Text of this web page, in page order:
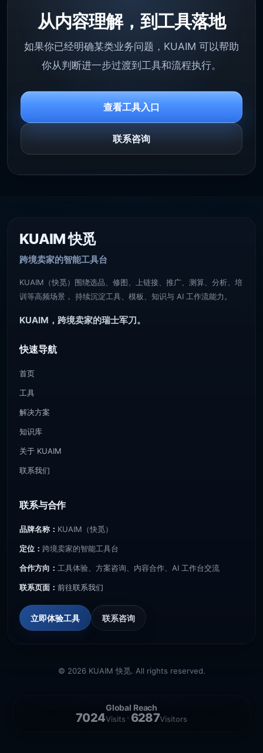
从内容理解，到工具落地
如果你已经明确某类业务问题，KUAIM 可以帮助
你从判断进一步过渡到工具和流程执行。
查看工具入口
联系咨询
KUAIM 快觅
跨境卖家的智能工具台
KUAIM（快觅）围绕选品、修图、上链接、推广、测算、分析、培
训等高频场景， 持续沉淀工具、模板、知识与 AI 工作流能力。
KUAIM，跨境卖家的瑞士军刀。
快速导航
首页
工具
解决方案
知识库
关于 KUAIM
联系我们
联系与合作
品牌名称： KUAIM（快觅）
定位： 跨境卖家的智能工具台
合作方向： 工具体验、方案咨询、内容合作、AI 工作台交流
联系页面： 前往联系我们
立即体验工具 联系咨询
© 2026 KUAIM 快觅. All rights reserved.
Global Reach
7024Visits 6287Visitors